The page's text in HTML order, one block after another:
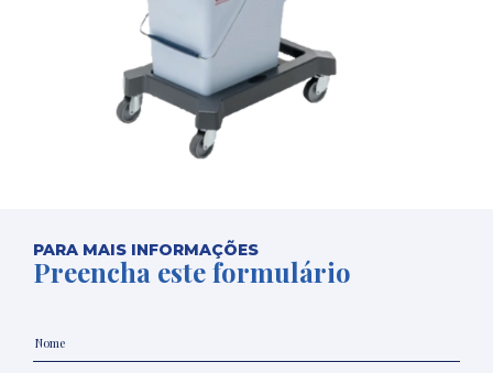
PARA MAIS INFORMAÇÕES
Preencha este formulário